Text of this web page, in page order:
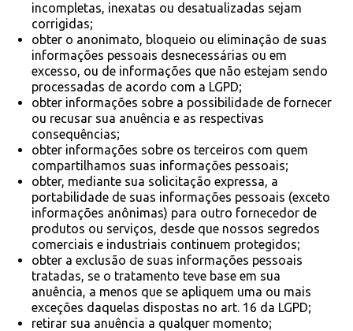
incompletas, inexatas ou desatualizadas sejam
corrigidas;
obter o anonimato, bloqueio ou eliminação de suas
informações pessoais desnecessárias ou em
excesso, ou de informações que não estejam sendo
processadas de acordo com a LGPD;
obter informações sobre a possibilidade de fornecer
ou recusar sua anuência e as respectivas
consequências;
obter informações sobre os terceiros com quem
compartilhamos suas informações pessoais;
obter, mediante sua solicitação expressa, a
portabilidade de suas informações pessoais (exceto
informações anônimas) para outro fornecedor de
produtos ou serviços, desde que nossos segredos
comerciais e industriais continuem protegidos;
obter a exclusão de suas informações pessoais
tratadas, se o tratamento teve base em sua
anuência, a menos que se apliquem uma ou mais
exceções daquelas dispostas no art. 16 da LGPD;
retirar sua anuência a qualquer momento;